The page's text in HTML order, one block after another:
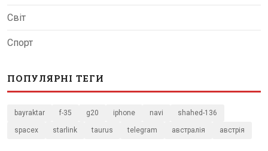
Світ
Спорт
ПОПУЛЯРНІ ТЕГИ
bayraktar f-35 g20 iphone navi shahed-136
spacex starlink taurus telegram австралія австрія